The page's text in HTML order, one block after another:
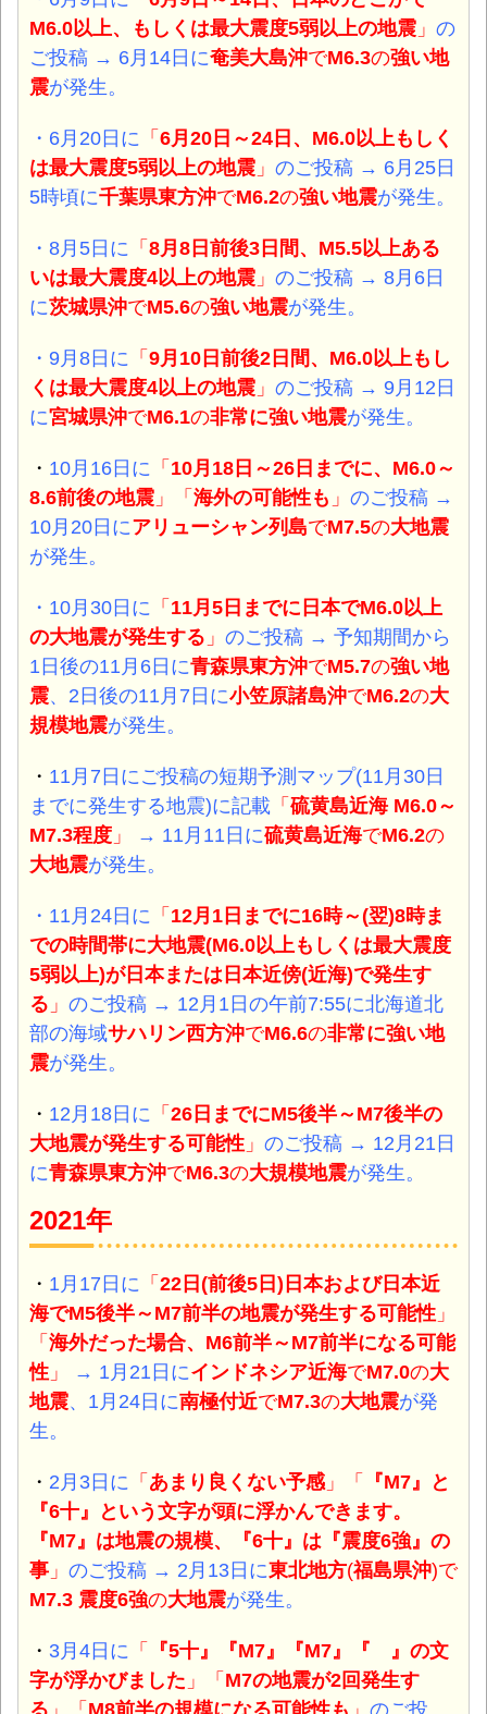
M6.0以上、もしくは最大震度5弱以上の地震 」 の
ご投稿 → 6月14日に奄美大島沖でM6.3の強い地
震が発生。
・6月20日に 「 6月20日～24日、M6.0以上もしく
は最大震度5弱以上の地震 」 のご投稿 → 6月25日
5時頃に千葉県東方沖でM6.2の強い地震が発生。
・8月5日に 「 8月8日前後3日間、M5.5以上ある
いは最大震度4以上の地震 」 のご投稿 → 8月6日
に茨城県沖でM5.6の強い地震が発生。
・9月8日に 「 9月10日前後2日間、M6.0以上もし
くは最大震度4以上の地震 」 のご投稿 → 9月12日
に宮城県沖でM6.1の非常に強い地震が発生。
・ 10月16日に 「 10月18日～26日までに、M6.0～
8.6前後の地震 」「 海外の可能性も 」 のご投稿 →
10月20日にアリューシャン列島でM7.5の大地震
が発生。
・10月30日に 「 11月5日までに日本でM6.0以上
の大地震が発生する 」 のご投稿 → 予知期間から
1日後の11月6日に青森県東方沖でM5.7の強い地
震、2日後の11月7日に小笠原諸島沖でM6.2の大
規模地震が発生。
・ 11月7日にご投稿の短期予測マップ(11月30日
までに発生する地震)に記載 「 硫黄島近海 M6.0～
M7.3程度 」 → 11月11日に硫黄島近海でM6.2の
大地震が発生。
・11月24日に 「 12月1日までに16時～(翌)8時ま
での時間帯に大地震(M6.0以上もしくは最大震度
5弱以上)が日本または日本近傍(近海)で発生す
る 」 のご投稿 → 12月1日の午前7:55に北海道北
部の海域サハリン西方沖でM6.6の非常に強い地
震が発生。
・ 12月18日に 「 26日までにM5後半～M7後半の
大地震が発生する可能性 」 のご投稿 → 12月21日
に青森県東方沖でM6.3の大規模地震が発生。
2021年
・ 1月17日に 「 22日(前後5日)日本および日本近
海でM5後半～M7前半の地震が発生する可能性 」
「 海外だった場合、M6前半～M7前半になる可能
性 」 → 1月21日にインドネシア近海でM7.0の大
地震、1月24日に南極付近でM7.3の大地震が発
生。
・ 2月3日に 「 あまり良くない予感」「 『M7』
と
『6十』
という文字が頭に浮かんできます。
『M7』は地震の規模、『6十』は『震度6強』の
事 」 のご投稿 → 2月13日に東北地方(福島県沖)で
M7.3 震度6強の大地震が発生。
・ 3月4日に 「
『5十』『M7』『M7』『 』の文
字が浮かびました 」「 M7の地震が2回発生す